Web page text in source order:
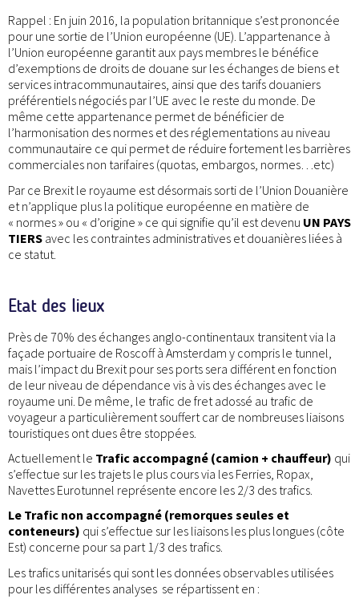
Rappel : En juin 2016, la population britannique s’est prononcée
pour une sortie de l’Union européenne (UE). L’appartenance à
l’Union européenne garantit aux pays membres le bénéfice
d’exemptions de droits de douane sur les échanges de biens et
services intracommunautaires, ainsi que des tarifs douaniers
préférentiels négociés par l’UE avec le reste du monde. De
même cette appartenance permet de bénéficier de
l’harmonisation des normes et des réglementations au niveau
communautaire ce qui permet de réduire fortement les barrières
commerciales non tarifaires (quotas, embargos, normes…etc)
Par ce Brexit le royaume est désormais sorti de l’Union Douanière
et n’applique plus la politique européenne en matière de
« normes » ou « d’origine » ce qui signifie qu’il est devenu UN PAYS
TIERS avec les contraintes administratives et douanières liées à
ce statut.
Etat des lieux
Près de 70% des échanges anglo-continentaux transitent via la
façade portuaire de Roscoff à Amsterdam y compris le tunnel,
mais l’impact du Brexit pour ses ports sera différent en fonction
de leur niveau de dépendance vis à vis des échanges avec le
royaume uni. De même, le trafic de fret adossé au trafic de
voyageur a particulièrement souffert car de nombreuses liaisons
touristiques ont dues être stoppées.
Actuellement le Trafic accompagné (camion + chauffeur) qui
s’effectue sur les trajets le plus cours via les Ferries, Ropax,
Navettes Eurotunnel représente encore les 2/3 des trafics.
Le Trafic non accompagné (remorques seules et
conteneurs) qui s’effectue sur les liaisons les plus longues (côte
Est) concerne pour sa part 1/3 des trafics.
Les trafics unitarisés qui sont les données observables utilisées
pour les différentes analyses se répartissent en :